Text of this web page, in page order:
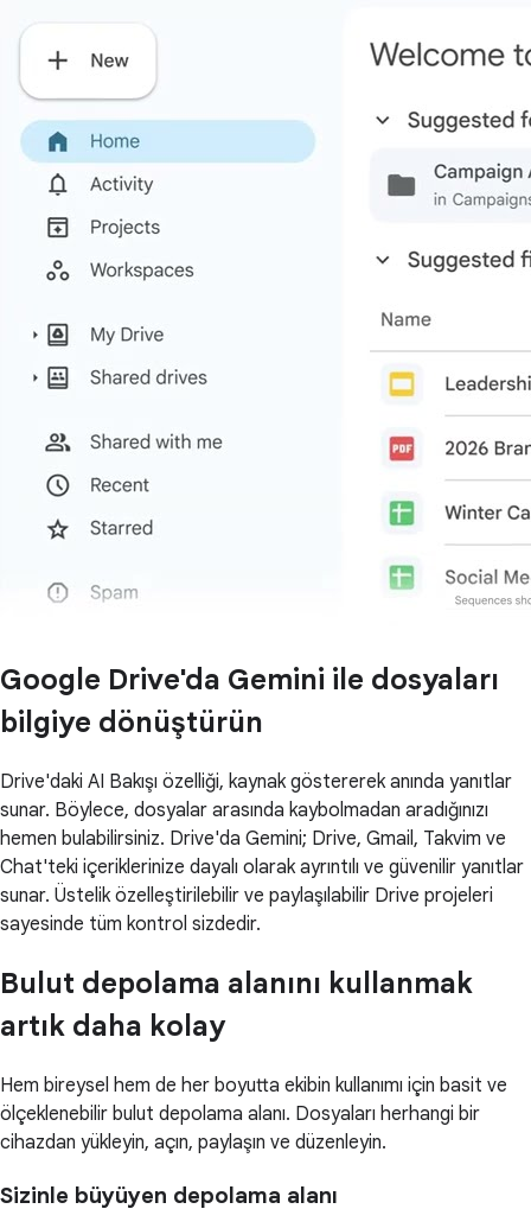
Google Drive'da Gemini ile dosyaları
bilgiye dönüştürün
Drive'daki AI Bakışı özelliği, kaynak göstererek anında yanıtlar
sunar. Böylece, dosyalar arasında kaybolmadan aradığınızı
hemen bulabilirsiniz. Drive'da Gemini; Drive, Gmail, Takvim ve
Chat'teki içeriklerinize dayalı olarak ayrıntılı ve güvenilir yanıtlar
sunar. Üstelik özelleştirilebilir ve paylaşılabilir Drive projeleri
sayesinde tüm kontrol sizdedir.
Bulut depolama alanını kullanmak
artık daha kolay
Hem bireysel hem de her boyutta ekibin kullanımı için basit ve
ölçeklenebilir bulut depolama alanı. Dosyaları herhangi bir
cihazdan yükleyin, açın, paylaşın ve düzenleyin.
Sizinle büyüyen depolama alanı